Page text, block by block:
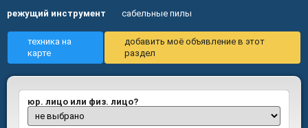
режущий инструмент сабельные пилы
техника на
карте
добавить моё объявление в этот
раздел
юр. лицо или физ. лицо?